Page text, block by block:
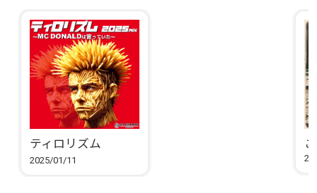
ティロリズム
2025MIX ～MC
2025/01/11